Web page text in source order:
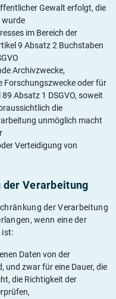
Gewalt erfolgt, die
wurde
im Bereich der
9 Absatz 2 Buchstaben
Archivzwecke,
Forschungszwecke oder für
Absatz 1 DSGVO, soweit
die
unmöglich macht
Verteidigung von
der Verarbeitung
der Verarbeitung
wenn eine der
ist:
Daten von der
und zwar für eine Dauer, die
die Richtigkeit der